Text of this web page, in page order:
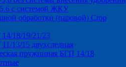
с системой ЖКУ
обработки (паровой) Crop
14/18/19/21/23
13/15 двухследная
пружинная БГП 14/18